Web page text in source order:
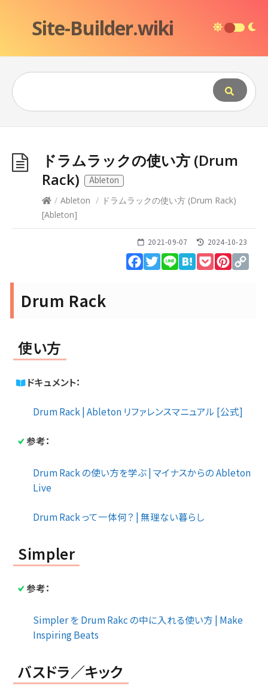
Site-Builder.wiki
ドラムラックの使い方 (Drum
Rack)
Ableton
/ Ableton / ドラムラックの使い方 (Drum Rack)
[Ableton]
2021-09-07 2024-10-23
Facebook
Twitter
Line HatenaPocket
Drum Rack
使い方
ドキュメント：
Drum Rack | Ableton リファレンスマニュアル [公式]
参考：
Drum Rack の使い方を学ぶ | マイナスからの Ableton
Live
Drum Rack って一体何？ | 無理ない暮らし
Simpler
参考：
Simpler を Drum Rakc の中に入れる使い方 | Make
Inspiring Beats
バスドラ／キック